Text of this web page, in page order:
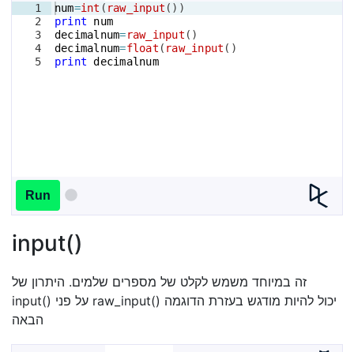
1
2
3
4
5
num=int ( raw_input ( ))
print
num
decimalnum=raw_input ( )
decimalnum=float ( raw_input ( )
print decimalnum
Run
input()
זה במיוחד משמש לקלט של מספרים שלמים. היתרון של
input() על פני raw_input() יכול להיות מודגש בעזרת הדוגמה
הבאה